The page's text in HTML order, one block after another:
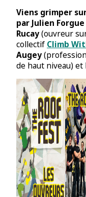
Viens grimper
par Julien Forgue
Rucay(ouvreur
collectif Climb
Augey
de haut niveau)